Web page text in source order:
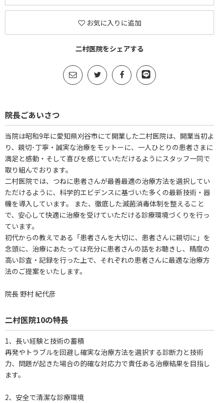
お気に入りに追加
二村医院をシェアする
院長ごあいさつ
当院は昭和9年に愛知県刈谷市にて開業した二村医院は、開業当初よ
り、親切･丁寧・誠実な治療をモットーに、一人ひとりの患者さまに
満足と感動・そして喜びを感じていただけるようにスタッフ一同で
取り組んでおります。
二村医院では、つねに患者さんが最善最適の治療方法を選択してい
ただけるように、科学的エビデンスに基づいた多くの最新技術・器
機を導入しています。 また、徹底した滅菌消毒体制を整えること
で、安心して快適に治療を受けていただける診療環境づくりを行っ
ています。
初代からの教えである「患者さんを大切に、患者さんに親切に」を
念頭に、治療にあたっては充分に患者さんの話をお聴きし、精度の
高い診査・記録を行った上で、それぞれの患者さんに最適な治療方
法のご提案をいたします。
院長 野村 紀代彦
二村医院10の特長
1、長い経験と技術の蓄積
再発やトラブルを回避し確実な治療方法を選択する診断力と技術
力、問題が起きた場合の的確な対応力で責任ある治療結果を目指し
ます。
2、安全で清潔な診療環境